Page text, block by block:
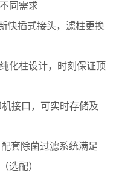
同需求
快插式接头，滤柱更换
化柱设计，时刻保证顶
接口，可实时存储及
套除菌过滤系统满足
选配）